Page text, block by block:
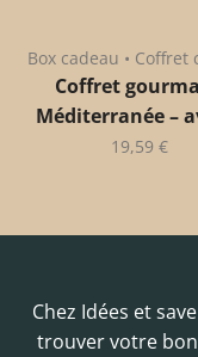
Box cadeau • Coffret
Coffret
Méditerranée –
19,59 €
Chez Idées et
trouver votre